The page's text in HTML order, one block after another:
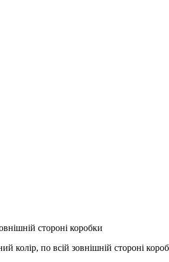
стороні коробки
колір, по всій зовнішній стороні